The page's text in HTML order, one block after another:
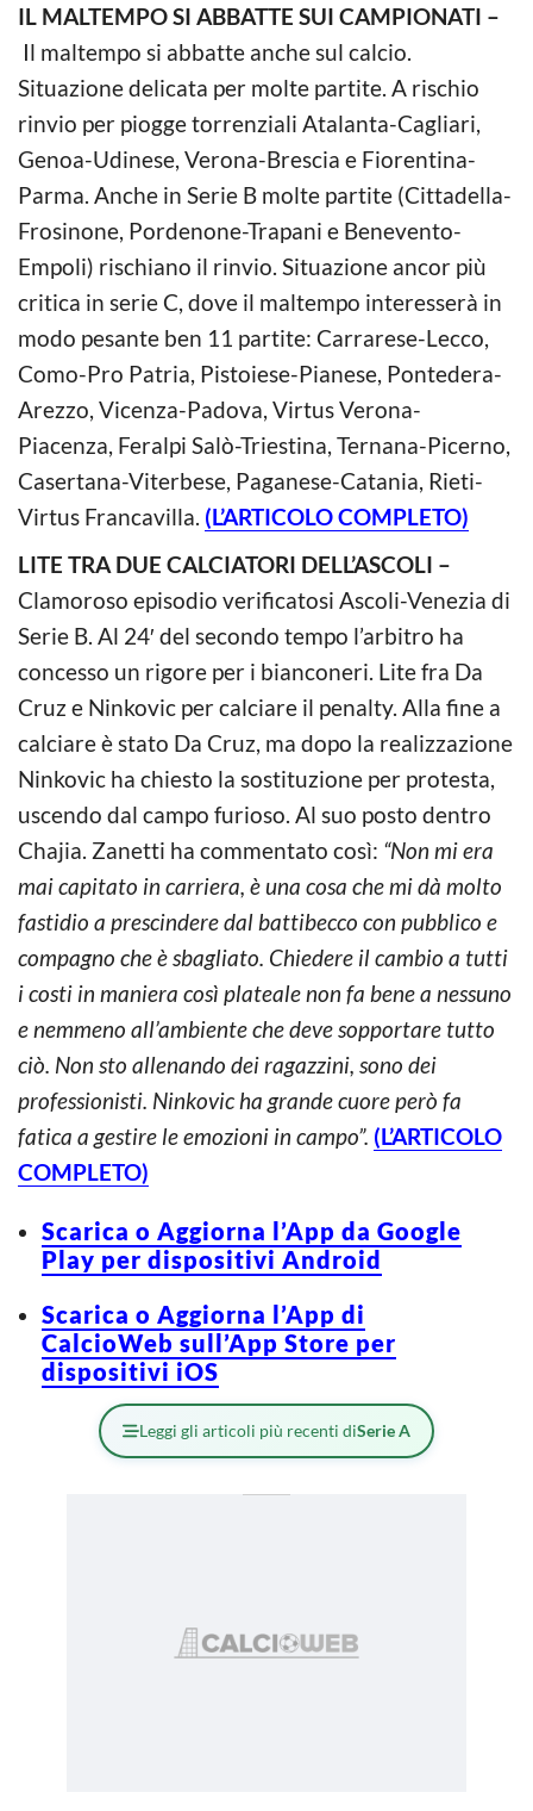
IL MALTEMPO SI ABBATTE SUI CAMPIONATI –
Il maltempo si abbatte anche sul calcio.
Situazione delicata per molte partite. A rischio
rinvio per piogge torrenziali Atalanta-Cagliari,
Genoa-Udinese, Verona-Brescia e Fiorentina-
Parma. Anche in Serie B molte partite (Cittadella-
Frosinone, Pordenone-Trapani e Benevento-
Empoli) rischiano il rinvio. Situazione ancor più
critica in serie C, dove il maltempo interesserà in
modo pesante ben 11 partite: Carrarese-Lecco,
Como-Pro Patria, Pistoiese-Pianese, Pontedera-
Arezzo, Vicenza-Padova, Virtus Verona-
Piacenza, Feralpi Salò-Triestina, Ternana-Picerno,
Casertana-Viterbese, Paganese-Catania, Rieti-
Virtus Francavilla. (L’ARTICOLO COMPLETO)
LITE TRA DUE CALCIATORI DELL’ASCOLI –
Clamoroso episodio verificatosi Ascoli-Venezia di
Serie B. Al 24′ del secondo tempo l’arbitro ha
concesso un rigore per i bianconeri. Lite fra Da
Cruz e Ninkovic per calciare il penalty. Alla fine a
calciare è stato Da Cruz, ma dopo la realizzazione
Ninkovic ha chiesto la sostituzione per protesta,
uscendo dal campo furioso. Al suo posto dentro
Chajia. Zanetti ha commentato così: “Non mi era
mai capitato in carriera, è una cosa che mi dà molto
fastidio a prescindere dal battibecco con pubblico e
compagno che è sbagliato. Chiedere il cambio a tutti
i costi in maniera così plateale non fa bene a nessuno
e nemmeno all’ambiente che deve sopportare tutto
ciò. Non sto allenando dei ragazzini, sono dei
professionisti. Ninkovic ha grande cuore però fa
fatica a gestire le emozioni in campo”. (L’ARTICOLO
COMPLETO)
Scarica o Aggiorna l’App da Google
Play per dispositivi Android
Scarica o Aggiorna l’App di
CalcioWeb sull’App Store per
dispositivi iOS
Leggi gli articoli più recenti diSerie A